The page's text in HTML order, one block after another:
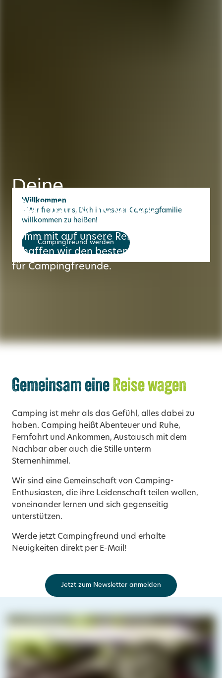
Deine
Campingfreunde
Komm mit auf unsere Reise: Gemeinsam
schaffen wir den besten Campingschutz
für Campingfreunde.
Willkommen
– Wir freuen uns, Dich in unserer Campingfamilie
willkommen zu heißen!
Campingfreund werden
Gemeinsam eineReise wagen
Camping ist mehr als das Gefühl, alles dabei zu
haben. Camping heißt Abenteuer und Ruhe,
Fernfahrt und Ankommen, Austausch mit dem
Nachbar aber auch die Stille unterm
Sternenhimmel.
Wir sind eine Gemeinschaft von Camping-
Enthusiasten, die ihre Leidenschaft teilen wollen,
voneinander lernen und sich gegenseitig
unterstützen.
Werde jetzt Campingfreund und erhalte
Neuigkeiten direkt per E-Mail!
Jetzt zum Newsletter anmelden